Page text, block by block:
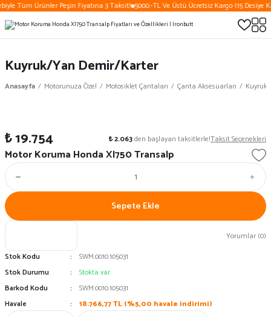
Tüm Ürünler Peşin Fiyatına 3 Taksit! 5000.-TL Ve Üstü Ücretsiz Kargo (15 Desiye
Kuyruk/Yan Demir/Karter
Anasayfa Motorunuza Özel Motosiklet Çantaları Çanta Aksesuarları
Yorumlar (0)
Motor Koruma Honda Xl750 Transalp
₺ 19.754 ₺ 2.063den başlayan taksitlerle!Taksit Seçenekleri
Stok Kodu
SWM.0010.105031
Stok Durumu
Stokta var
Barkod Kodu
SWM.0010.105031
Havale
18.766,77 TL (%5,00 havale indirimi)
Sepete Ekle